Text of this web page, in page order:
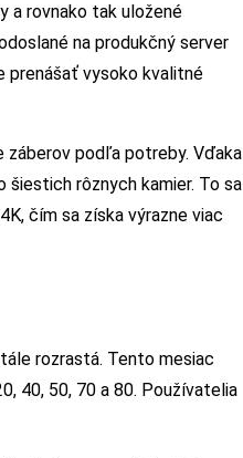
a rovnako tak uložené
na produkčný server
prenášať vysoko kvalitné
záberov podľa potreby. Vďaka
šiestich rôznych kamier. To sa
čím sa získa výrazne viac
rozrastá. Tento mesiac
40, 50, 70 a 80. Používatelia